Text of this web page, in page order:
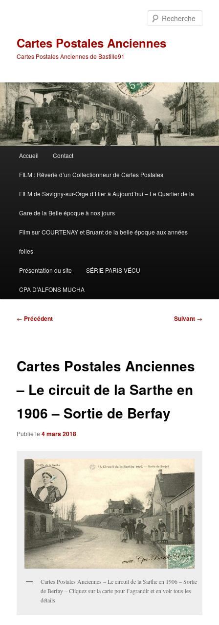
Cartes Postales Anciennes
Cartes Postales Anciennes de Bastille91
principal
Accueil Contact
FILM : Rêverie d’un Collectionneur de Cartes Postales
FILM de Savigny-sur-Orge d’Hier à Aujourd’hui – Le Quartier de la
Gare de la Belle époque à nos jours
Film sur COURTENAY et Bruant de la belle époque aux années
folles
Présentation du site SÉRIE PARIS VÉCU
CPA D’ALFONS MUCHA
Navigation
← Précédent Suivant →
Cartes Postales Anciennes
– Le circuit de la Sarthe en
1906 – Sortie de Berfay
Publié le4 mars 2018
Cartes Postales Anciennes – Le circuit de la Sarthe en 1906 – Sortie
de Berfay – Cliquez sur la carte pour l’agrandir et en voir tous les
détails